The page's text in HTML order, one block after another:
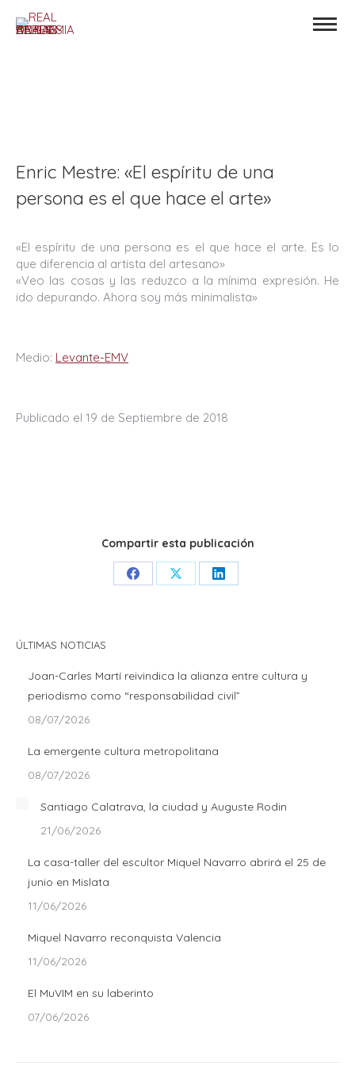
Enric Mestre: «El espíritu de una
persona es el que hace el arte»
«El espíritu de una persona es el que hace el arte. Es lo
que diferencia al artista del artesano»
«Veo las cosas y las reduzco a la mínima expresión. He
ido depurando. Ahora soy más minimalista»
Medio: Levante-EMV
Publicado el 19 de Septiembre de 2018
Compartir esta publicación
Share Share Share
ÚLTIMAS NOTICIAS
Joan-Carles Martí reivindica la alianza entre cultura y
periodismo como “responsabilidad civil”
08/07/2026
La emergente cultura metropolitana
08/07/2026
Santiago Calatrava, la ciudad y Auguste Rodin
21/06/2026
La casa-taller del escultor Miquel Navarro abrirá el 25 de
junio en Mislata
11/06/2026
Miquel Navarro reconquista Valencia
11/06/2026
El MuVIM en su laberinto
07/06/2026